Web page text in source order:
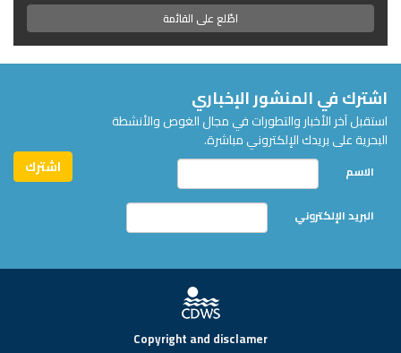
اطّلع على القائمة
اشترك في المنشور الإخباري
استقبل آخر الأخبار والتطورات في مجال الغوص والأنشطة
البحرية على بريدك الإلكتروني مباشرة.
الاسم
البريد الإلكتروني
Copyright and disclamer